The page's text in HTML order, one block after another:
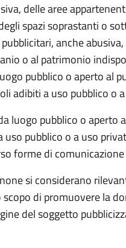
delle aree
spazi soprastanti o
anche
o al patrimonio
pubblico o aperto al
adibiti a uso pubblico o
luogo pubblico o
uso pubblico o a uso
forme di
si considerano
di promuovere la
del soggetto